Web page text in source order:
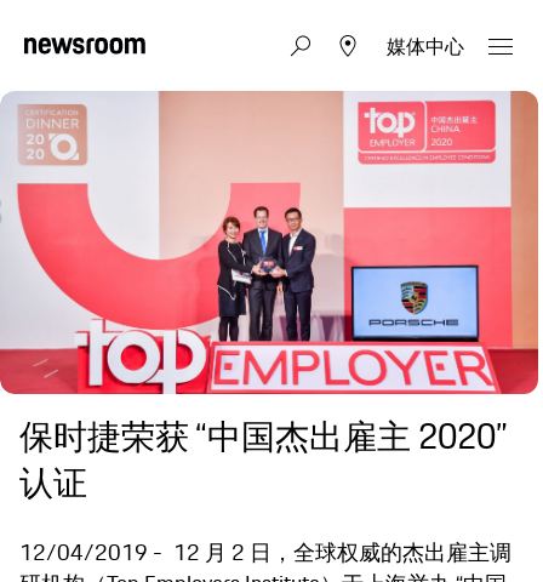
媒体中心
保时捷荣获 “中国杰出雇主 2020”
认证
12/04/2019
12 月 2 日，全球权威的杰出雇主调